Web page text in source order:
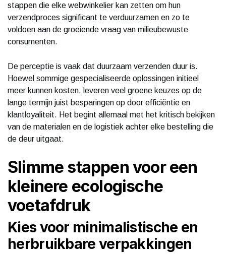
stappen die elke webwinkelier kan zetten om hun
verzendproces significant te verduurzamen en zo te
voldoen aan de groeiende vraag van milieubewuste
consumenten.
De perceptie is vaak dat duurzaam verzenden duur is.
Hoewel sommige gespecialiseerde oplossingen initieel
meer kunnen kosten, leveren veel groene keuzes op de
lange termijn juist besparingen op door efficiëntie en
klantloyaliteit. Het begint allemaal met het kritisch bekijken
van de materialen en de logistiek achter elke bestelling die
de deur uitgaat.
Slimme stappen voor een
kleinere ecologische
voetafdruk
Kies voor minimalistische en
herbruikbare verpakkingen